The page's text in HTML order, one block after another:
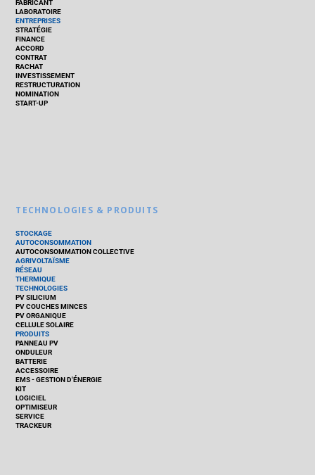
FABRICANT
LABORATOIRE
ENTREPRISES
STRATÉGIE
FINANCE
ACCORD
CONTRAT
RACHAT
INVESTISSEMENT
RESTRUCTURATION
NOMINATION
START-UP
TECHNOLOGIES & PRODUITS
STOCKAGE
AUTOCONSOMMATION
AUTOCONSOMMATION COLLECTIVE
AGRIVOLTAÏSME
RÉSEAU
THERMIQUE
TECHNOLOGIES
PV SILICIUM
PV COUCHES MINCES
PV ORGANIQUE
CELLULE SOLAIRE
PRODUITS
PANNEAU PV
ONDULEUR
BATTERIE
ACCESSOIRE
EMS - GESTION D'ÉNERGIE
KIT
LOGICIEL
OPTIMISEUR
SERVICE
TRACKEUR